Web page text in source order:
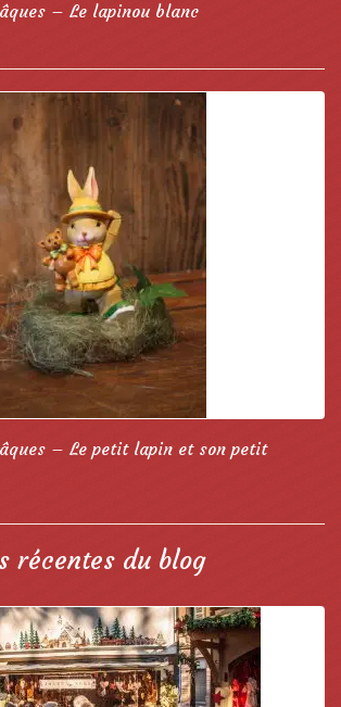
– Le lapinou blanc
– Le petit lapin et son petit
récentes du blog